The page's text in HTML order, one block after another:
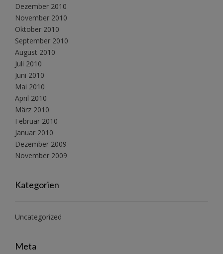
Dezember 2010
November 2010
Oktober 2010
September 2010
August 2010
Juli 2010
Juni 2010
Mai 2010
April 2010
März 2010
Februar 2010
Januar 2010
Dezember 2009
November 2009
Kategorien
Uncategorized
Meta